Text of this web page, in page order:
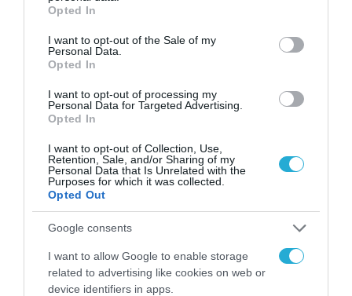
use your data for below specified purposes in below Google
consent section.
Opted In
I want to opt-out of the Sale of my
Personal Data.
Opted In
I want to opt-out of processing my
Personal Data for Targeted Advertising.
Opted In
I want to opt-out of Collection, Use,
Retention, Sale, and/or Sharing of my
Personal Data that Is Unrelated with the
Purposes for which it was collected.
Opted Out
Google consents
I want to allow Google to enable storage
related to advertising like cookies on web or
device identifiers in apps.
Συνέδρους και με υποχρεωτική
χρήση μάσκας όλα τα συνέδρια
08.09.2020